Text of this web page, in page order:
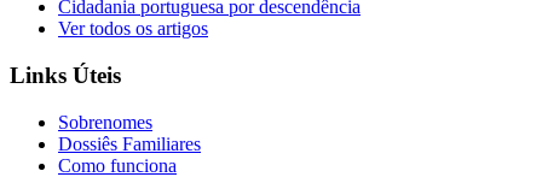
Cidadania portuguesa por descendência
Ver todos os artigos
Links Úteis
Sobrenomes
Dossiês Familiares
Como funciona